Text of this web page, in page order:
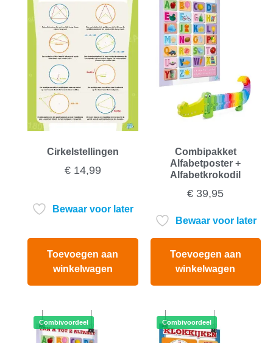
Cirkelstellingen
€14,99
Bewaar voor later
Toevoegen aan
winkelwagen
Combipakket
Alfabetposter +
Alfabetkrokodil
€ 39,95
Bewaar voor later
Toevoegen aan
winkelwagen
Combivoordeel Combivoordeel